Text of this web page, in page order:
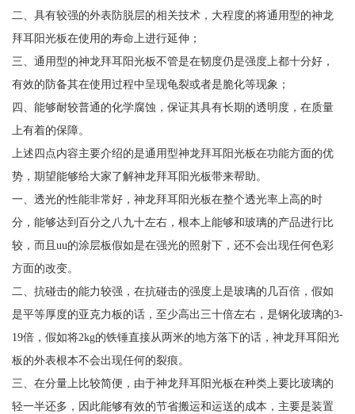
二、具有较强的外表防脱层的相关技术，大程度的将通用型的神龙
拜耳阳光板在使用的寿命上进行延伸；
三、通用型的神龙拜耳阳光板不管是在韧度仍是强度上都十分好，
有效的防备其在使用过程中呈现龟裂或者是脆化等现象；
四、能够耐较普通的化学腐蚀，保证其具有长期的透明度，在质量
上有着的保障。
上述四点内容主要介绍的是通用型神龙拜耳阳光板在功能方面的优
势，期望能够给大家了解神龙拜耳阳光板带来帮助。
一、透光的性能非常好，神龙拜耳阳光板在整个透光率上高的时
分，能够达到百分之八九十左右，根本上能够和玻璃的产品进行比
较，而且uu的涂层板假如是在强光的照射下，还不会出现任何色彩
方面的改变。
二、抗碰击的能力较强，在抗碰击的强度上是玻璃的几百倍，假如
是平等厚度的亚克力板的话，至少高出三十倍左右，是钢化玻璃的3-
19倍，假如将2kg的铁锤直接从两米的地方落下的话，神龙拜耳阳光
板的外表根本不会出现任何的裂痕。
三、在分量上比较简便，由于神龙拜耳阳光板在种类上要比玻璃的
轻一半还多，因此能够有效的节省搬运和运送的成本，主要是装置